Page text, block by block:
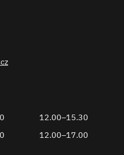
12.00–15.30
12.00–17.00